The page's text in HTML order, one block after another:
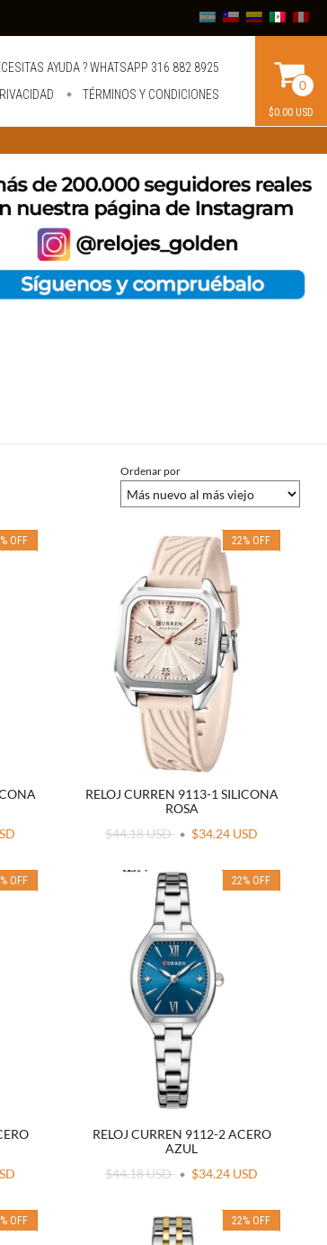
AYUDA ? WHATSAPP 316 882 8925
TÉRMINOS Y CONDICIONES
0
$0.00 USD
Ordenar por
% OFF 22% OFF
RELOJ CURREN 9113-1 SILICONA
ROSA
$44.18 USD
$34.24 USD
% OFF 22% OFF
RELOJ CURREN 9112-2 ACERO
AZUL
$44.18 USD
$34.24 USD
% OFF 22% OFF